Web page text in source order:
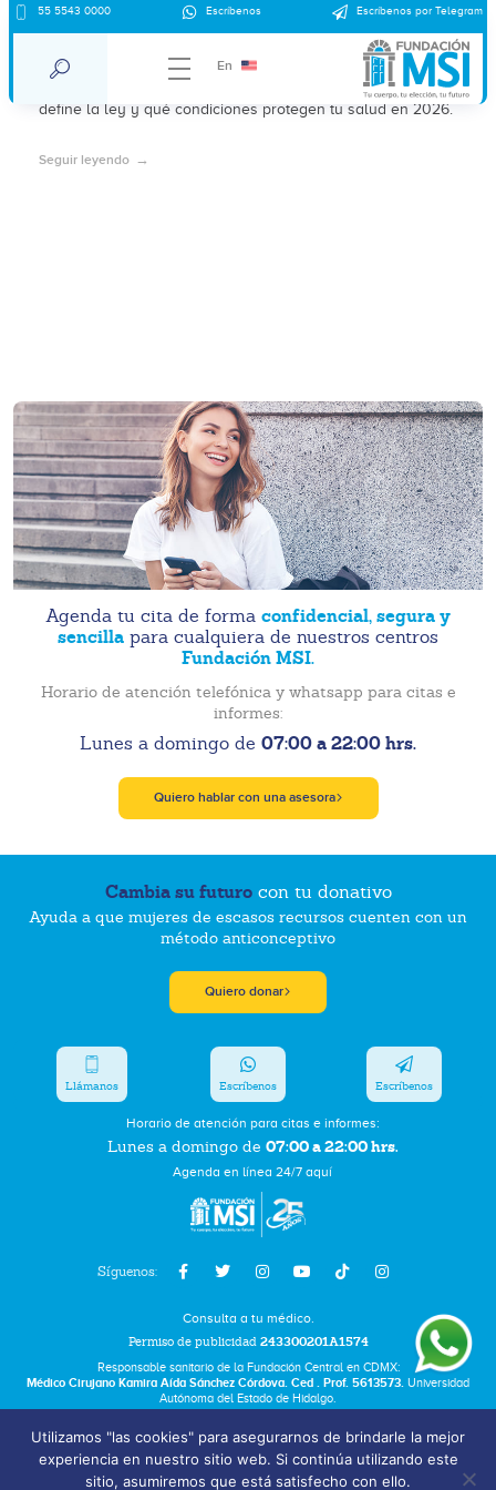
55 5543 0000 Escríbenos Escríbenos por Telegram
En
Aborto seguro en Saltillo: qué significa y
cómo se define legalmente en 2026
Conoce qué se considera aborto seguro en Saltillo, cómo lo
define la ley y qué condiciones protegen tu salud en 2026.
Seguir leyendo
Agenda tu cita de forma confidencial, segura y
sencilla para cualquiera de nuestros centros
Fundación MSI.
Horario de atención telefónica y whatsapp para citas e
informes:
Lunes a domingo de 07:00 a 22:00 hrs.
Quiero hablar con una asesora
Cambia su futurocon tu donativo
Ayuda a que mujeres de escasos recursos cuenten con un
método anticonceptivo
Quiero donar
Síguenos:
Horario de atención para citas e informes:
Lunes a domingo de 07:00 a 22:00 hrs.
Agenda en línea 24/7 aquí
Llámanos Escríbenos Escríbenos
Consulta a tu médico.
Permiso de publicidad 243300201A1574
Responsable sanitario de la Fundación Central en CDMX:
Médico Cirujano Kamira Aída Sánchez Córdova. Ced . Prof. 5613573. Universidad
Autónoma del Estado de Hidalgo.
Términos y Condiciones
Bolsa de Trabajo
Utilizamos "las cookies" para asegurarnos de brindarle la mejor
experiencia en nuestro sitio web. Si continúa utilizando este
sitio, asumiremos que está satisfecho con ello.